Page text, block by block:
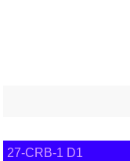
27-CRB-1 D1